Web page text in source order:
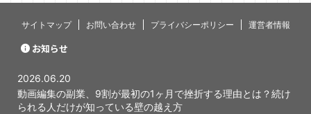
いないんじ
と、あの時
サイトマップ お問い合わせ プライバシーポリシー 運営者情報
お知らせ
2026.06.20
動画編集の副業、9割が最初の1ヶ月で挫折する理由とは？続け
られる人だけが知っている壁の越え方